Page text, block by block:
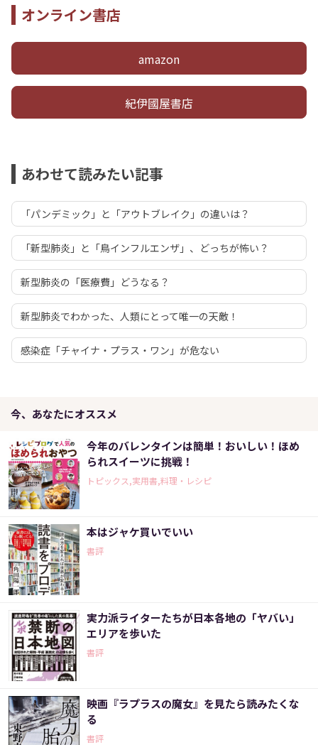
オンライン書店
amazon
紀伊國屋書店
あわせて読みたい記事
「パンデミック」と「アウトブレイク」の違いは？
「新型肺炎」と「鳥インフルエンザ」、どっちが怖い？
新型肺炎の「医療費」どうなる？
新型肺炎でわかった、人類にとって唯一の天敵！
感染症「チャイナ・プラス・ワン」が危ない
今、あなたにオススメ
今年のバレンタインは簡単！おいしい！ほめ
られスイーツに挑戦！
トピックス,実用書,料理・レシピ
本はジャケ買いでいい
書評
実力派ライターたちが日本各地の「ヤバい」
エリアを歩いた
書評
映画『ラプラスの魔女』を見たら読みたくな
る
書評